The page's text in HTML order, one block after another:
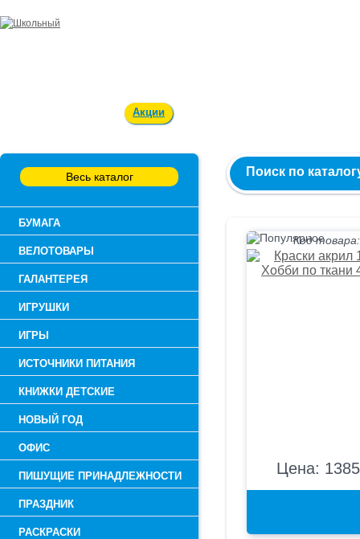
Акции
Весь каталог
БУМАГА
ВЕЛОТОВАРЫ
ГАЛАНТЕРЕЯ
ИГРУШКИ
ИГРЫ
ИСТОЧНИКИ ПИТАНИЯ
КНИЖКИ ДЕТСКИЕ
НОВЫЙ ГОД
ОФИС
ПИШУЩИЕ ПРИНАДЛЕЖНОСТИ
ПРАЗДНИК
РАСКРАСКИ
Поиск по
Код
Цена: